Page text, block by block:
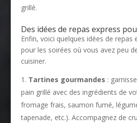
grillé.
Des idées de repas express
Enfin, voici quelques idées de repas
pour les soirées où vous avez peu
cuisiner.
Tartines gourmandes :
pain grillé avec des ingrédients de
fromage frais, saumon fumé,
tapenade, etc.). Accompagnez de